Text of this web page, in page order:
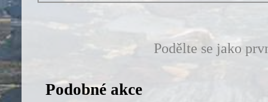
Podělte se jako
Podobné akce